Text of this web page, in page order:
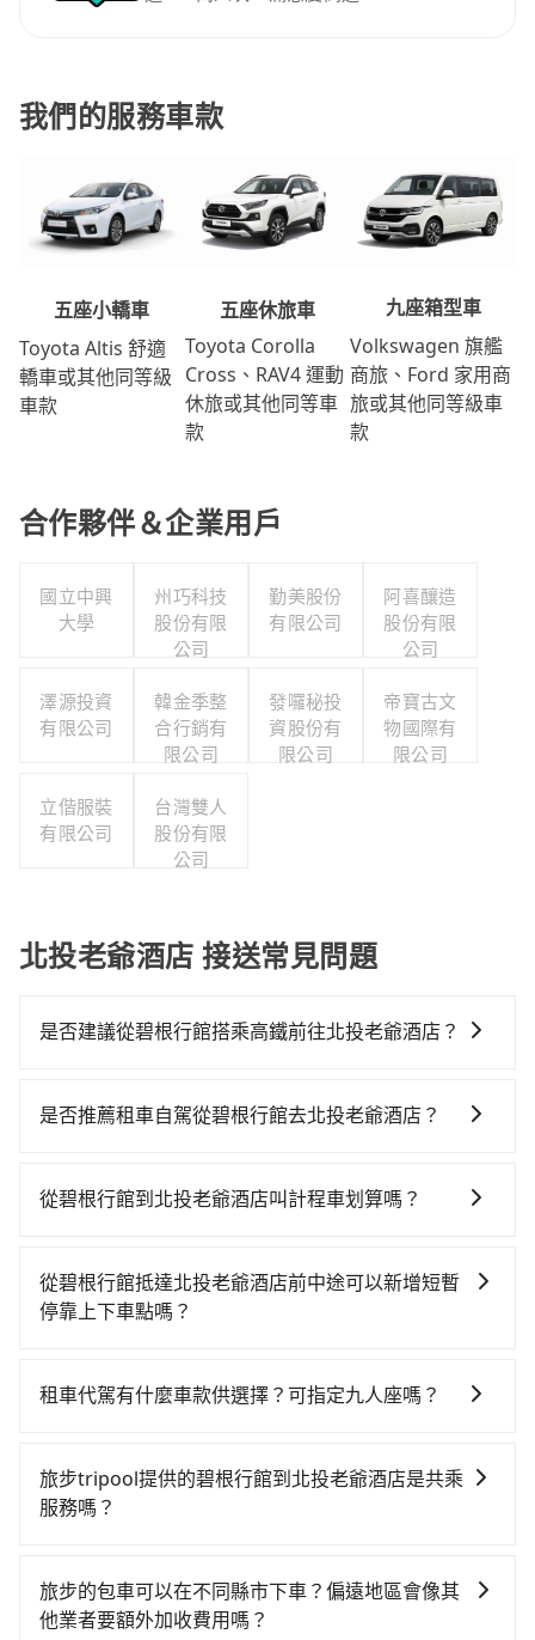
我們的服務車款
五座小轎車
Toyota Altis 舒適
轎車或其他同等級
車款
五座休旅車
Toyota Corolla
Cross、RAV4 運動
休旅或其他同等車
款
九座箱型車
Volkswagen 旗艦
商旅、Ford 家用商
旅或其他同等級車
款
合作夥伴＆企業用戶
國立中興
大學
州巧科技
股份有限
公司
勤美股份
有限公司
阿喜釀造
股份有限
公司
澤源投資
有限公司
韓金季整
合行銷有
限公司
發囉秘投
資股份有
限公司
帝寶古文
物國際有
限公司
立偕服裝
有限公司
台灣雙人
股份有限
公司
北投老爺酒店 接送常見問題
是否建議從碧根行館搭乘高鐵前往北投老爺酒店？
適、較貴、費時！從最早06:05一直到23:03，台中-台北
約300元、車程約17分鐘。抵達高鐵站後，步行進站、
人票價700元，再用15分鐘出站、等待車站前排班的計
程車，搭上小黃後約花32分鐘、車費400元後，抵達北
人花費為930元。不過，台中市少部分小黃司機不按表收
元，費時1小時55分鐘。選擇搭乘高鐵而不預約包車，不
僅每人至少額外負擔110元車資，而且更會額外浪費26
最多可再節省50%的交通費用。
是否推薦租車自駕從碧根行館去北投老爺酒店？
時不需要閉目養神（因為要自己開車），最重要的是你
$115~205承租小轎車，每公里再額外加收$3.2，從碧根
行館到北投老爺酒店的花費預估為$2,100~2,700（金額
預估進去，但額外的汽車保險與可能的罰單都需自付。
數超過四位，更是沒有較大的七人座或九人座可供選
擇，而且無人租車最令人詬病的就是車況，打開車門才
會遇到明明已經預約了時間但上一位用戶卻遲遲尚未歸
還，又或者要還車時卻偏偏找不到停車位，對於急著用
從碧根行館到北投老爺酒店叫計程車划算嗎？
灣大車隊、Uber、Line Taxi、Yoxi等，如果在路邊攔不
到車，也可考慮打電話至附近的計程車隊，如大都會衛
如改預約tripool可省高達$2,500。台中市有些計程車司
服務品質上，tripool都是你從碧根行館到北投老爺酒店
的最佳選擇。
從碧根行館抵達北投老爺酒店前中途可以新增短暫
停靠上下車點嗎？
館前往北投老爺酒店的途中可備註加點。每個加點位
間，收取額外費用是必要的補償。
租車代駕有什麼車款供選擇？可指定九人座嗎？
型車為主，車款品牌以豐田Toyota、福特Ford、福斯
VW為主，其中也有少量進口車像凌志Lexus、特斯拉
特殊需求或人數較多，需要大T保母車、20人座中巴、
40人座大巴或遊覽車，可特別填單並另外報價。
旅步tripool提供的碧根行館到北投老爺酒店是共乘
服務嗎？
預約時都依照乘客需求做選擇。如需專車接送，車內除
了司機以外，從上車到下車期間，都不會再有其他陌生
旅步的包車可以在不同縣市下車？偏遠地區會像其
他業者要額外加收費用嗎？